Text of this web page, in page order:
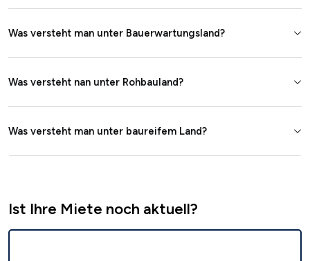
Was versteht man unter Bauerwartungsland?
Was versteht nan unter Rohbauland?
Was versteht man unter baureifem Land?
Ist Ihre Miete noch aktuell?